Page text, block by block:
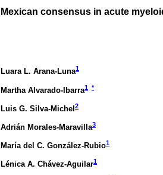
Mexican consensus in acute
Luara L. Arana-Luna1
Martha Alvarado-Ibarra1 *
Luis G. Silva-Michel 2
Adrián Morales-Maravilla3
María del C. González-Rubio1
Lénica A. Chávez-Aguilar1